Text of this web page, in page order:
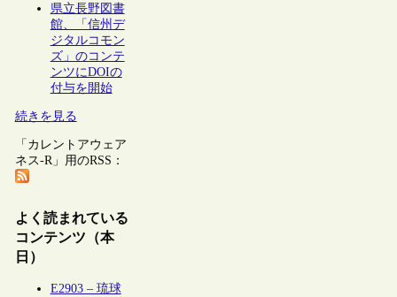
県立長野図書
館、「信州デ
ジタルコモン
ズ」のコンテ
ンツにDOIの
付与を開始
続きを見る
「カレントアウェア
ネス-R」用のRSS：
よく読まれている
コンテンツ（本
日）
E2903 – 琉球